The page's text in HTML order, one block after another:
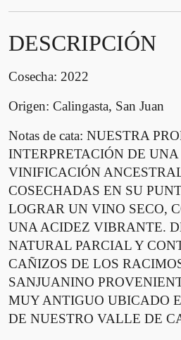
P
i
o
T
r
o
n
t
é
s
c
a
n
DESCRIPCIÓN
Cosecha: 2022
Origen: Calingasta, San Juan
Notas de cata: NUESTRA
INTERPRETACIÓN DE
VINIFICACIÓN
COSECHADAS EN SU
LOGRAR UN VINO SECO,
UNA ACIDEZ VIBRANTE.
NATURAL PARCIAL Y
CAÑIZOS DE LOS
SANJUANINO
MUY ANTIGUO UBICADO
DE NUESTRO VALLE DE